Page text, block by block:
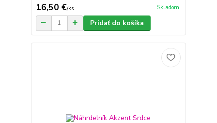
16,50 €/ks Skladom
Pridať do košíka